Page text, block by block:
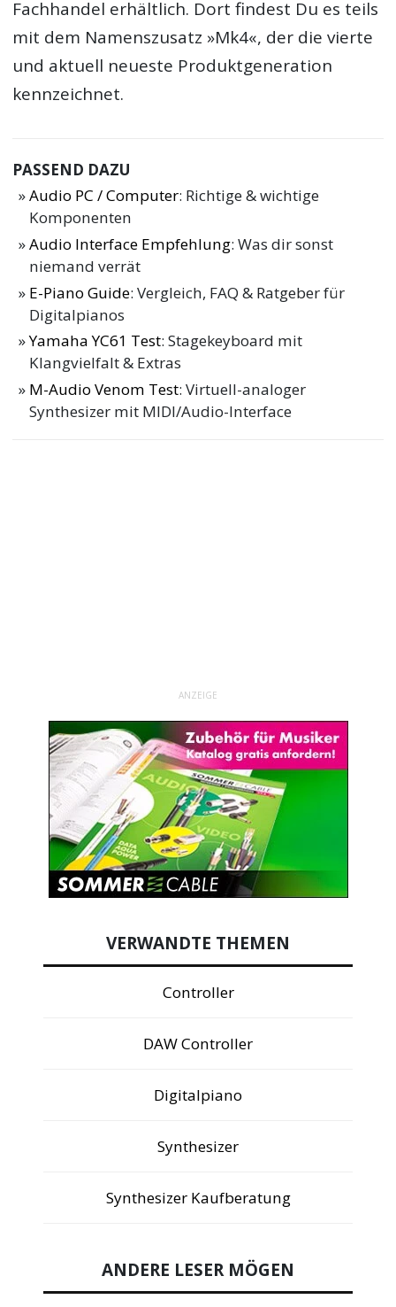
Fachhandel erhältlich. Dort findest Du es teils
mit dem Namenszusatz »Mk4«, der die vierte
und aktuell neueste Produktgeneration
kennzeichnet.
PASSEND DAZU
Audio PC / Computer: Richtige & wichtige
Komponenten
Audio Interface Empfehlung: Was dir sonst
niemand verrät
E-Piano Guide: Vergleich, FAQ & Ratgeber für
Digitalpianos
Yamaha YC61 Test: Stagekeyboard mit
Klangvielfalt & Extras
M-Audio Venom Test: Virtuell-analoger
Synthesizer mit MIDI/Audio-Interface
ANZEIGE
VERWANDTE THEMEN
Controller
DAW Controller
Digitalpiano
Synthesizer
Synthesizer Kaufberatung
ANDERE LESER MÖGEN